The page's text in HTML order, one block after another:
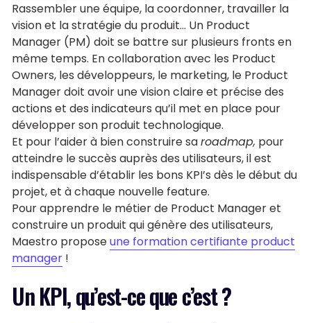
Rassembler une équipe, la coordonner, travailler la
vision et la stratégie du produit... Un Product
Manager (PM) doit se battre sur plusieurs fronts en
même temps. En collaboration avec les Product
Owners, les développeurs, le marketing, le Product
Manager doit avoir une vision claire et précise des
actions et des indicateurs qu’il met en place pour
développer son produit technologique.
Et pour l’aider à bien construire saroadmap, pour
atteindre le succès auprès des utilisateurs, il est
indispensable d’établir les bons KPI’s dès le début du
projet, et à chaque nouvelle feature.
Pour apprendre le métier de Product Manager et
construire un produit qui génère des utilisateurs,
Maestro proposeune formation certifiante product
manager !
Un KPI, qu’est-ce que c’est ?